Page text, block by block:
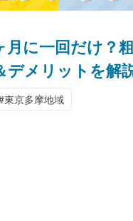
に一回だけ？
デメリットを解
東京多摩地域